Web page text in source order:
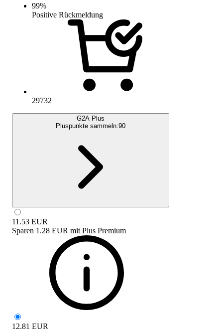
99%
Positive Rückmeldung
29732
G2A Plus
Pluspunkte sammeln:90
11.53 EUR
Sparen 1.28 EUR mit Plus Premium
12.81 EUR